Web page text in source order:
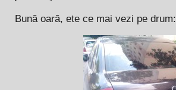
Bună oară, ete ce mai vezi pe drum: